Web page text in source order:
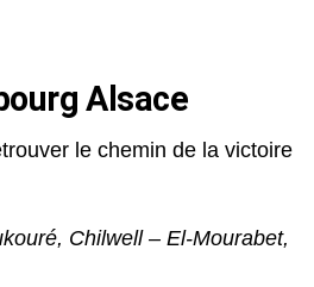
Alsace
le chemin de la victoire
Chilwell – El-Mourabet,